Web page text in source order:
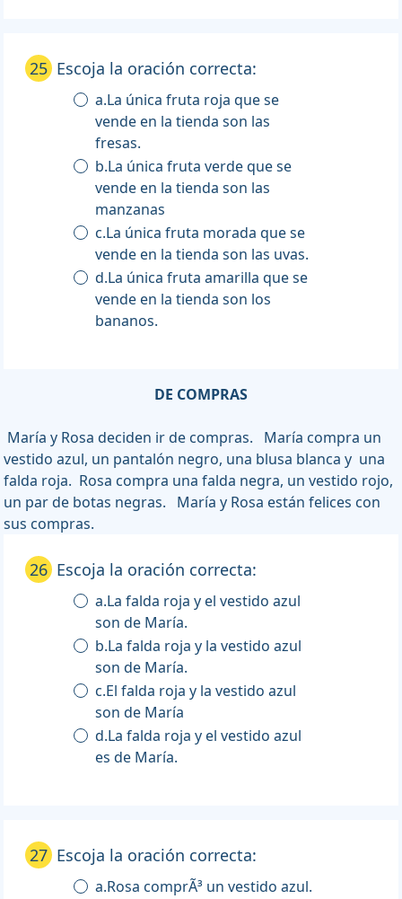
25 Escoja la oración correcta:
a.La única fruta roja que se
vende en la tienda son las
fresas.
b.La única fruta verde que se
vende en la tienda son las
manzanas
c.La única fruta morada que se
vende en la tienda son las uvas.
d.La única fruta amarilla que se
vende en la tienda son los
bananos.
DE COMPRAS
María y Rosa deciden ir de compras. María compra un
vestido azul, un pantalón negro, una blusa blanca y una
falda roja. Rosa compra una falda negra, un vestido rojo,
un par de botas negras. María y Rosa están felices con
sus compras.
26 Escoja la oración correcta:
a.La falda roja y el vestido azul
son de María.
b.La falda roja y la vestido azul
son de María.
c.El falda roja y la vestido azul
son de María
d.La falda roja y el vestido azul
es de María.
27 Escoja la oración correcta:
a.Rosa comprÃ³ un vestido azul.